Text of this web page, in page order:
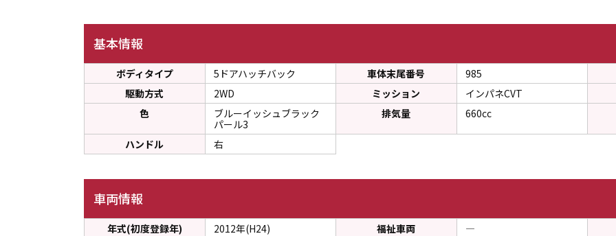
基本情報
ボディタイプ 5ドアハッチバック 車体末尾番号 985
駆動方式
2WD ミッション インパネCVT
色
ブルーイッシュブラック
パール3
排気量 660cc
ハンドル 右
車両情報
年式(初度登録年) 2012年(H24) 福祉車両 ―